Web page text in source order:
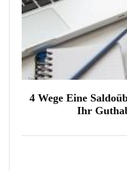
4 Wege Eine
Ihr